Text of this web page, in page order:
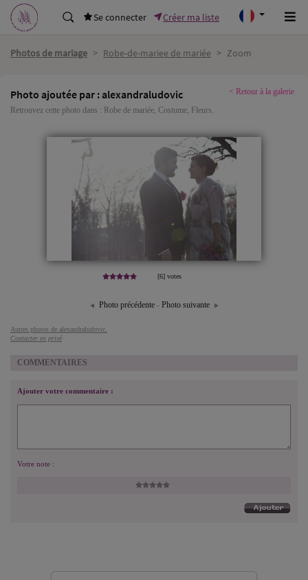
Se connecter Créer ma liste
Photos de mariage > Robe-de-mariee de mariée > Zoom
Photo ajoutée par : alexandraludovic
< Retour à la galerie
Retrouvez cette photo dans : Robe de mariée, Costume, Fleurs.
[6] votes
Photo précédente- Photo suivante
Autres photos de alexandraludovic.
Contacter en privé
COMMENTAIRES
Ajouter votre commentaire :
Votre note :